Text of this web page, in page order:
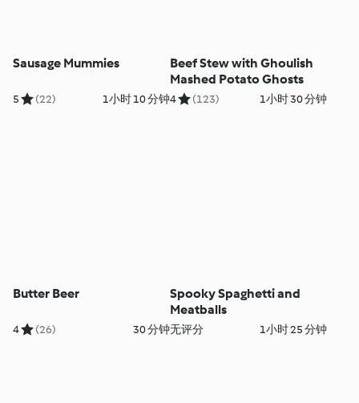
Sausage Mummies
5 (22) 1小时 10 分钟
Beef Stew with Ghoulish
Mashed Potato Ghosts
4 (123) 1小时 30 分钟
Butter Beer
4 (26) 30 分钟
Spooky Spaghetti and
Meatballs
无评分 1小时 25 分钟